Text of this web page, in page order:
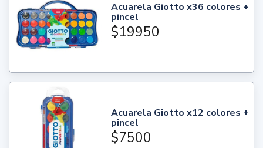
Acuarela Giotto x36 colores +
pincel
$19950
Acuarela Giotto x12 colores +
pincel
$7500